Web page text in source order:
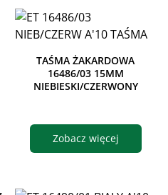
TAŚMA ŻAKARDOWA
16486/03 15MM
NIEBIESKI/CZERWONY
Zobacz więcej